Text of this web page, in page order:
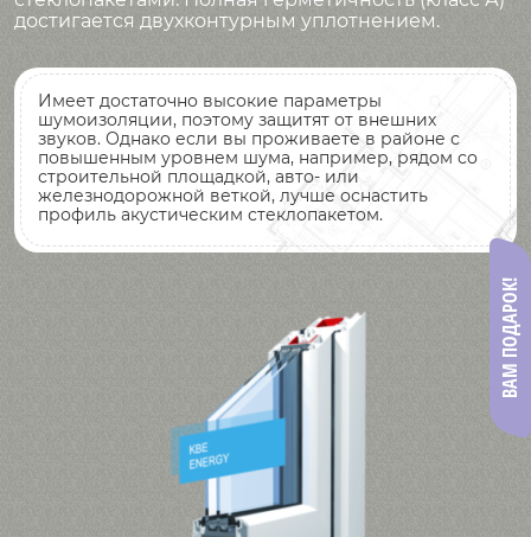
достигается двухконтурным уплотнением.
Имеет достаточно высокие параметры
шумоизоляции, поэтому защитят от внешних
звуков. Однако если вы проживаете в районе с
повышенным уровнем шума, например, рядом со
строительной площадкой, авто- или
железнодорожной веткой, лучше оснастить
профиль акустическим стеклопакетом.
ВАМ ПОДАРОК!